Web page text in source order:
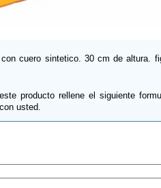
cuero sintetico. 30 cm de altura.
producto rellene el siguiente
usted.